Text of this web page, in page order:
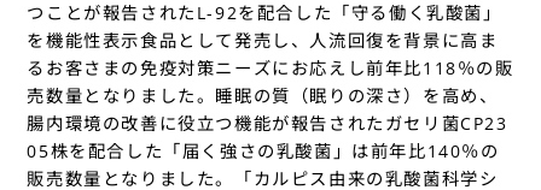
つことが報告されたL-92を配合した「守る働く乳酸菌」
を機能性表示食品として発売し、人流回復を背景に高ま
るお客さまの免疫対策ニーズにお応えし前年比118％の販
売数量となりました。睡眠の質（眠りの深さ）を高め、
腸内環境の改善に役立つ機能が報告されたガセリ菌CP23
05株を配合した「届く強さの乳酸菌」は前年比140％の
販売数量となりました。「カルピス由来の乳酸菌科学シ